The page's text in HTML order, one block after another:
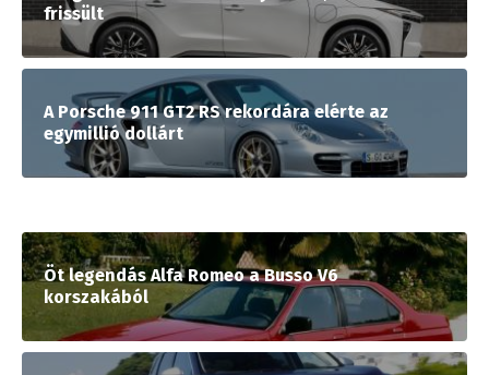
frissült
A Porsche 911 GT2 RS rekordára elérte az
egymillió dollárt
Öt legendás Alfa Romeo a Busso V6
korszakából